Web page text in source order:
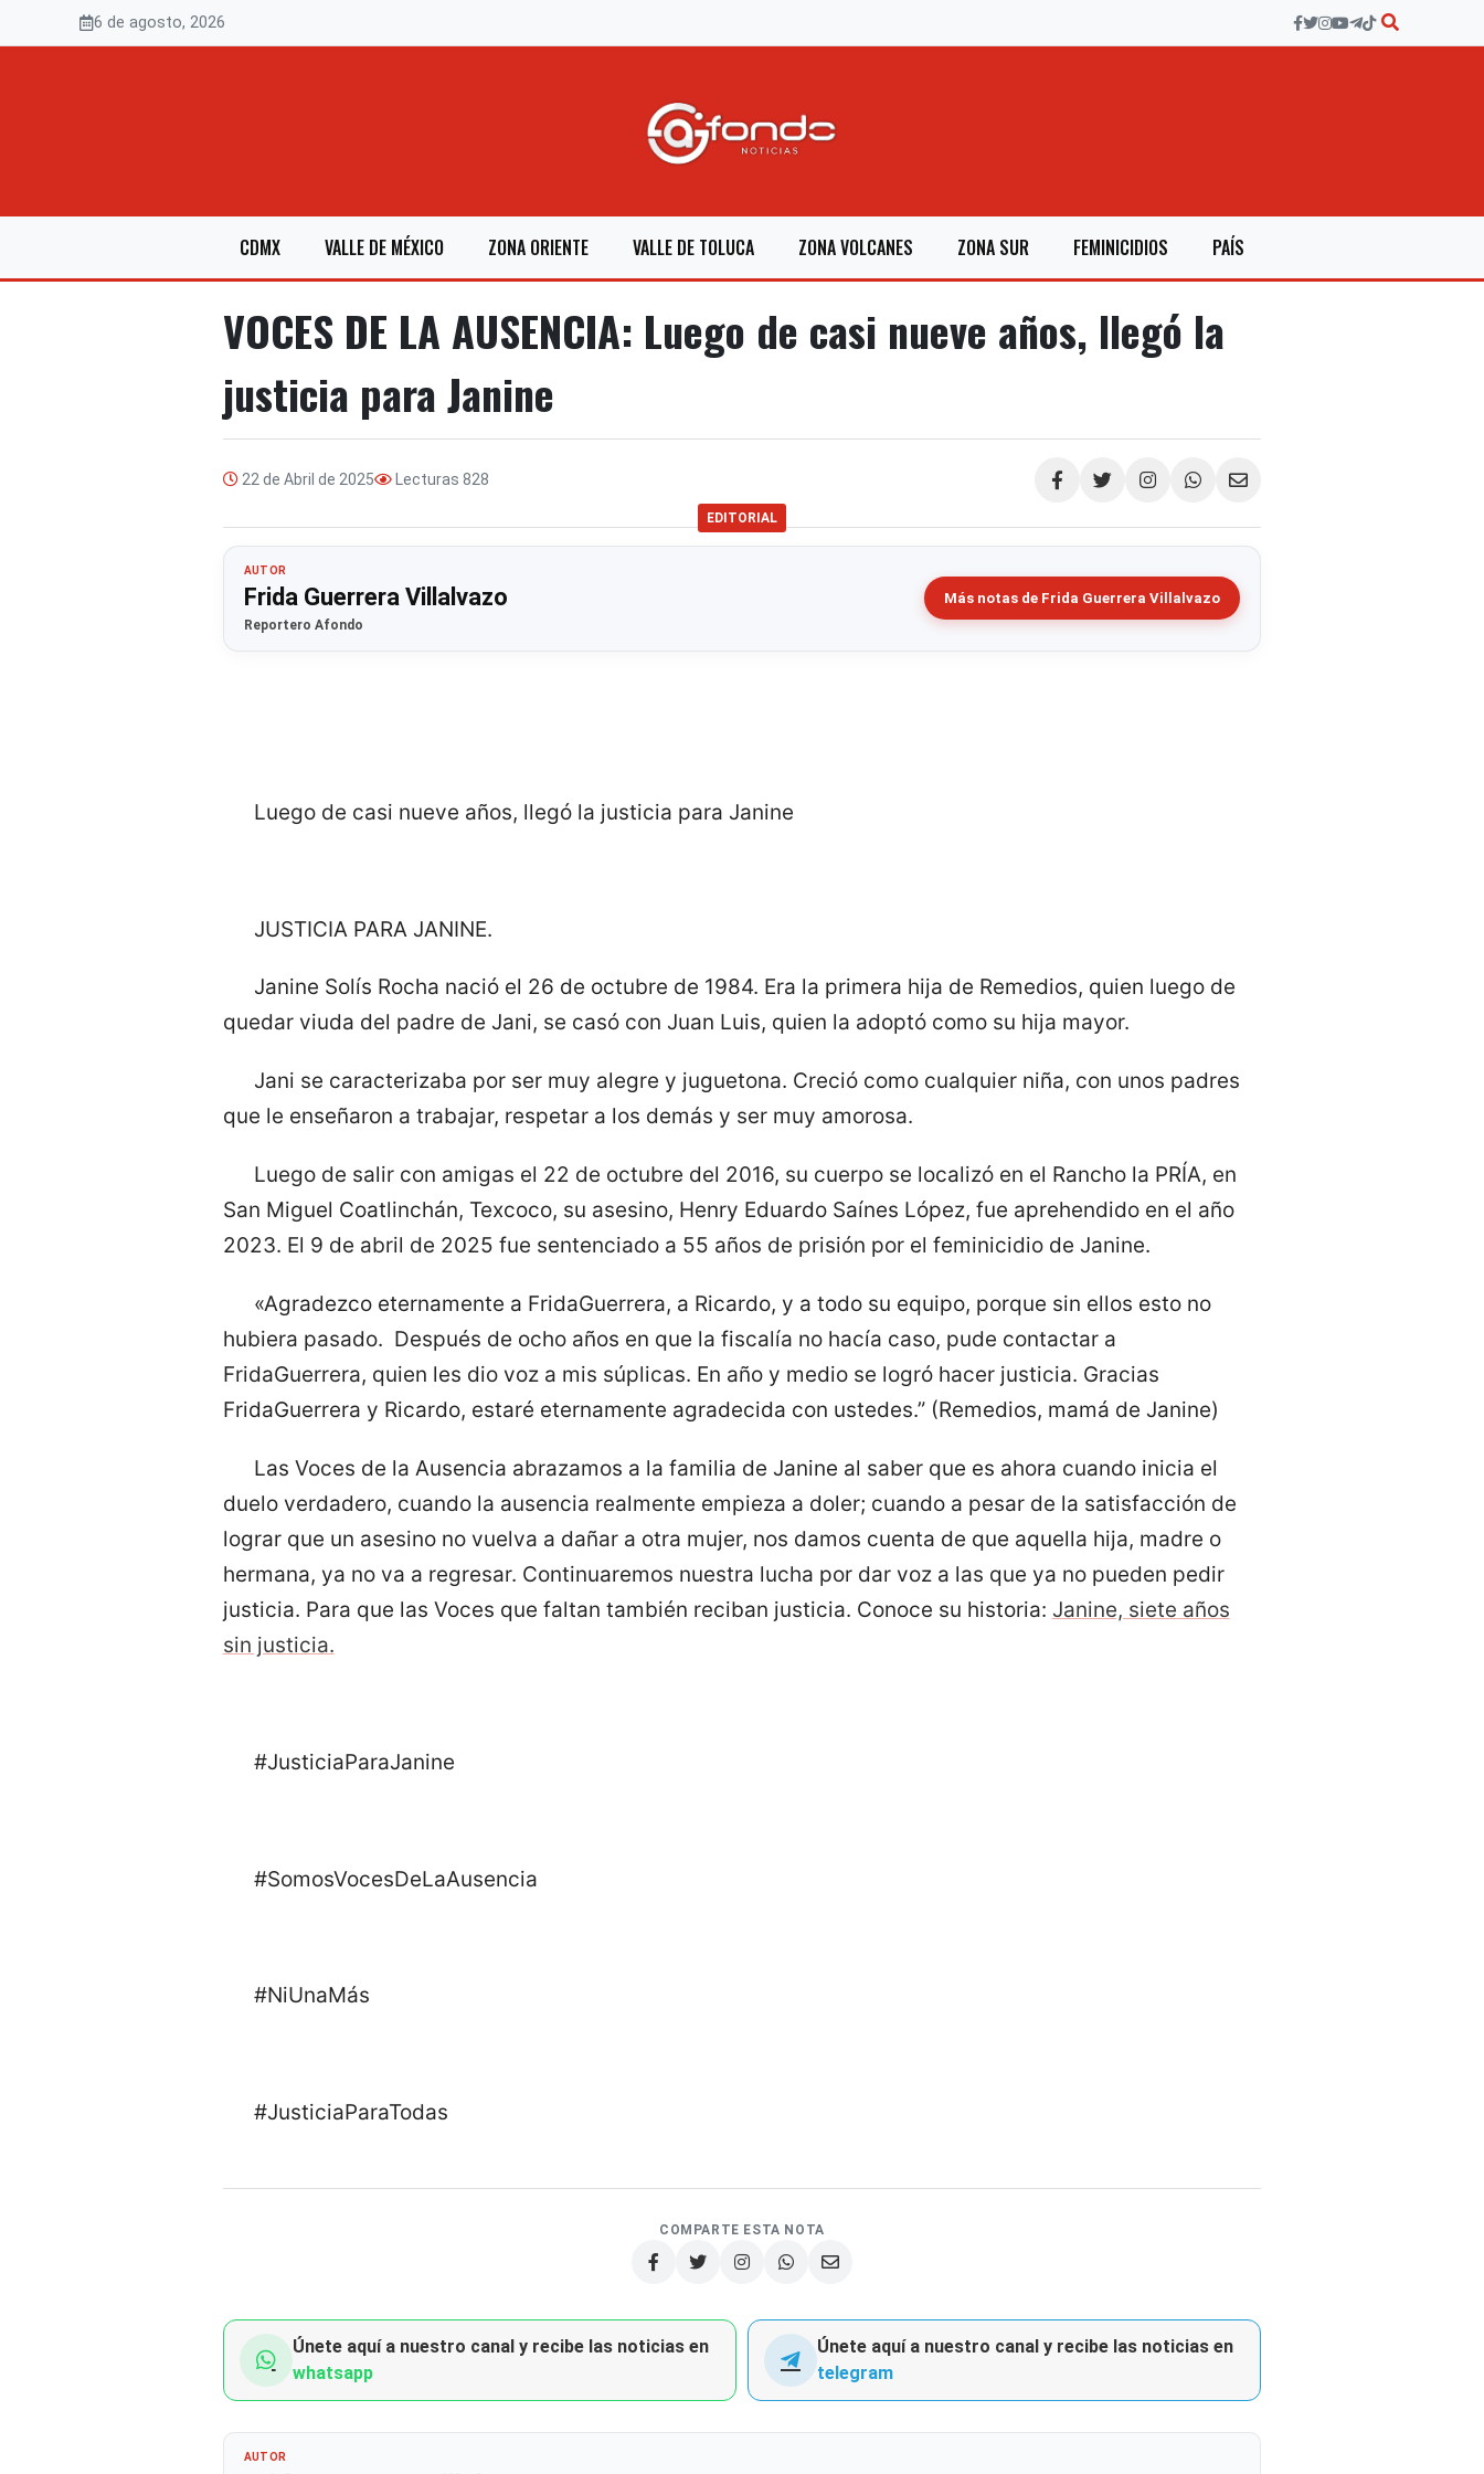
6 de agosto, 2026
CDMX VALLE DE MÉXICO ZONA ORIENTE VALLE DE TOLUCA ZONA VOLCANES ZONA SUR FEMINICIDIOS PAÍS
VOCES DE LA AUSENCIA: Luego de casi nueve años, llegó la
justicia para Janine
22 de Abril de 2025 Lecturas 828
Compartir
EDITORIAL
AUTOR
Frida Guerrera Villalvazo
Reportero Afondo
Más notas de Frida Guerrera Villalvazo
Luego de casi nueve años, llegó la justicia para Janine
JUSTICIA PARA JANINE.
Janine Solís Rocha nació el 26 de octubre de 1984. Era la primera hija de Remedios, quien luego de
quedar viuda del padre de Jani, se casó con Juan Luis, quien la adoptó como su hija mayor.
Jani se caracterizaba por ser muy alegre y juguetona. Creció como cualquier niña, con unos padres
que le enseñaron a trabajar, respetar a los demás y ser muy amorosa.
Luego de salir con amigas el 22 de octubre del 2016, su cuerpo se localizó en el Rancho la PRÍA, en
San Miguel Coatlinchán, Texcoco, su asesino, Henry Eduardo Saínes López, fue aprehendido en el año
2023. El 9 de abril de 2025 fue sentenciado a 55 años de prisión por el feminicidio de Janine.
«Agradezco eternamente a FridaGuerrera, a Ricardo, y a todo su equipo, porque sin ellos esto no
hubiera pasado. Después de ocho años en que la fiscalía no hacía caso, pude contactar a
FridaGuerrera, quien les dio voz a mis súplicas. En año y medio se logró hacer justicia. Gracias
FridaGuerrera y Ricardo, estaré eternamente agradecida con ustedes.” (Remedios, mamá de Janine)
Las Voces de la Ausencia abrazamos a la familia de Janine al saber que es ahora cuando inicia el
duelo verdadero, cuando la ausencia realmente empieza a doler; cuando a pesar de la satisfacción de
lograr que un asesino no vuelva a dañar a otra mujer, nos damos cuenta de que aquella hija, madre o
hermana, ya no va a regresar. Continuaremos nuestra lucha por dar voz a las que ya no pueden pedir
justicia. Para que las Voces que faltan también reciban justicia. Conoce su historia: Janine, siete años
sin justicia.
#JusticiaParaJanine
#SomosVocesDeLaAusencia
#NiUnaMás
#JusticiaParaTodas
COMPARTE ESTA NOTA
Únete aquí a nuestro canal y recibe las noticias en
whatsapp
Únete aquí a nuestro canal y recibe las noticias en
telegram
AUTOR